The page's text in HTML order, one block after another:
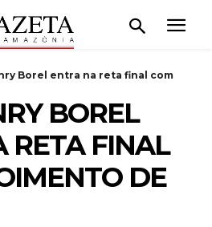
Borel entra na reta final com
BOREL
RETA FINAL
DE